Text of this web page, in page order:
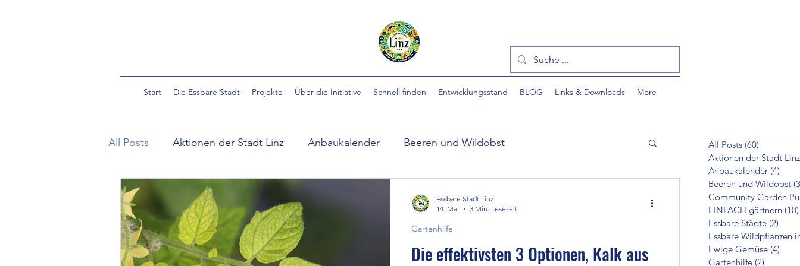
Start Die Essbare Stadt Projekte Über die Initiative Schnell finden Entwicklungsstand BLOG Links & Downloads More
All Posts Aktionen der Stadt Linz Anbaukalender Beeren und Wildobst
Community Garden Pulvermühlpark
Essbare Wildpflanzen in der Stadt
Die effektivsten 3 Optionen, Kalk aus
Gartenhilfe
Essbare Stadt Linz
14. Mai
3 Min. Lesezeit
All Posts (60)
Aktionen der Stadt Linz
Anbaukalender (4)
Beeren und Wildobst
EINFACH gärtnern (10)
Essbare Städte (2)
Essbare Wildpflanzen
Ewige Gemüse (4)
Gartenhilfe (2)